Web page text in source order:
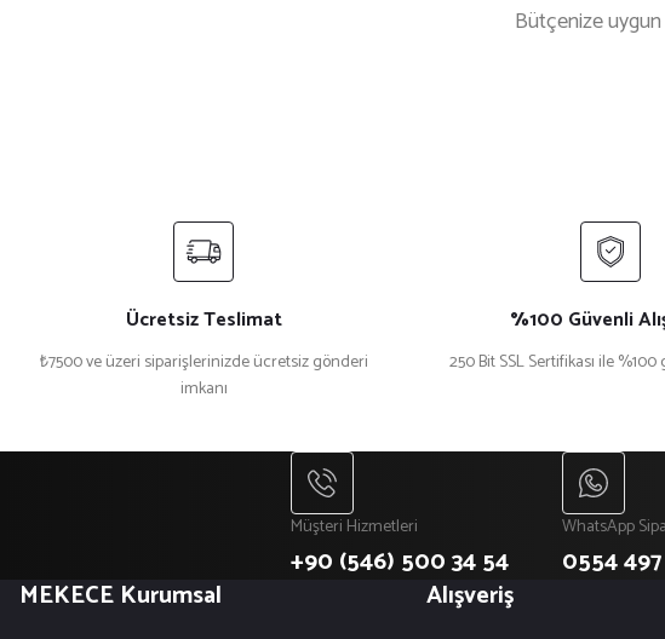
Bütçenize uygun
₺ 918
Ücretsiz Teslimat
₺7500 ve üzeri siparişlerinizde ücretsiz gönderi
imkanı
%100 Güvenli
250 Bit SSL Sertifikası ile
Müşteri Hizmetleri
+90 (546) 500 34 54
WhatsApp
0554
MEKECE Kurumsal
Alışveriş